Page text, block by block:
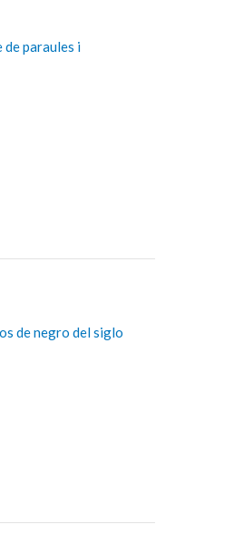
de paraules i
de negro del siglo